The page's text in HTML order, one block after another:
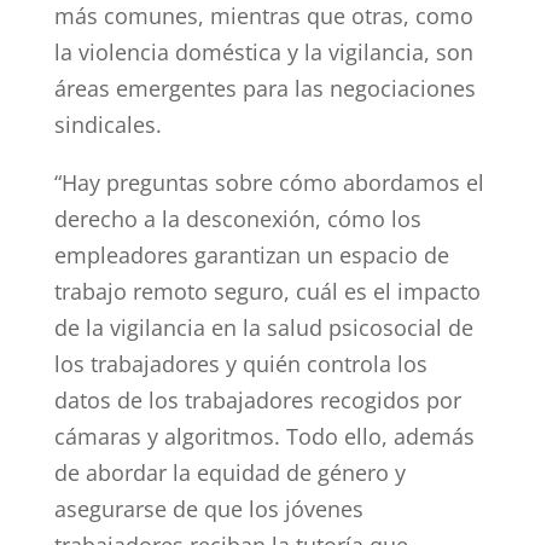
más comunes, mientras que otras, como
la violencia doméstica y la vigilancia, son
áreas emergentes para las negociaciones
sindicales.
“Hay preguntas sobre cómo abordamos el
derecho a la desconexión, cómo los
empleadores garantizan un espacio de
trabajo remoto seguro, cuál es el impacto
de la vigilancia en la salud psicosocial de
los trabajadores y quién controla los
datos de los trabajadores recogidos por
cámaras y algoritmos. Todo ello, además
de abordar la equidad de género y
asegurarse de que los jóvenes